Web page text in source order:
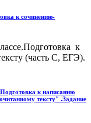
к сочинению-
к
(часть С, ЕГЭ).
к написанию
тексту" .Задание